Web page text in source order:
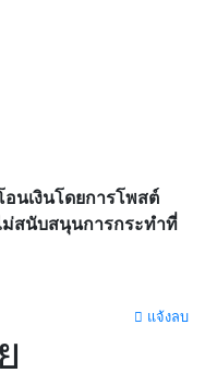
นเงินโดยการโพสต์
ม่สนับสนุนการกระทำที่
แจ้งลบ